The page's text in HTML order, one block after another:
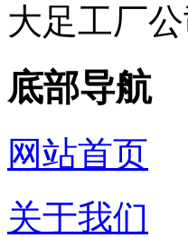
大足工厂
底部导航
网站首页
关于我们